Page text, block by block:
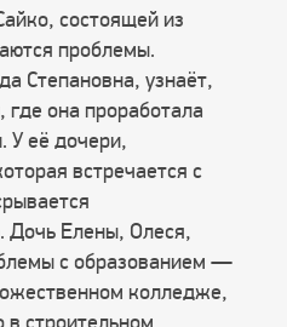
состоящей из
проблемы.
Степановна, узнаёт,
где она проработала
У её дочери,
встречается с
Дочь Елены, Олеся,
с образованием —
колледже,